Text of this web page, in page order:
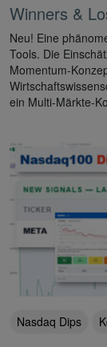
Winners &
Neu! Eine
Tools. Die
Momentum-
ein Multi-Märkte-
Nasdaq Dips